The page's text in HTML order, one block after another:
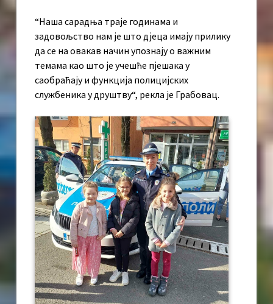
“Наша сарадња траје годинама и
задовољство нам је што дјеца имају прилику
да се на овакав начин упознају о важним
темама као што је учешће пјешака у
саобраћају и функција полицијских
службеника у друштву“, рекла је Грабовац.